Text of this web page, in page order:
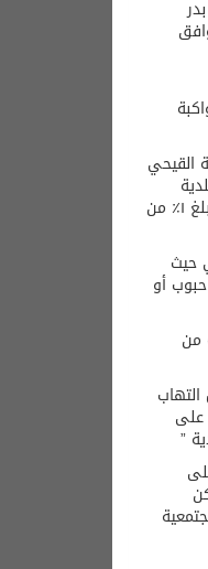
القيحي
والليزر بمستشفى الملك فهد وذلك للوقاية المبكرة من الأصابة والتثقيف حولها وكذلك الكشف على الحالات المصابة والتي تبلغ ١٪؜ من
حيث
حبوب أو
كبيرة من
على
”